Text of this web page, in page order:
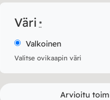
Väri *
Valkoinen
Valitse ovikaapin väri
Arvioitu